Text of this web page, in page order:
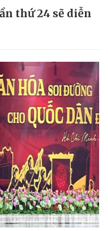
thứ 24 sẽ diễn